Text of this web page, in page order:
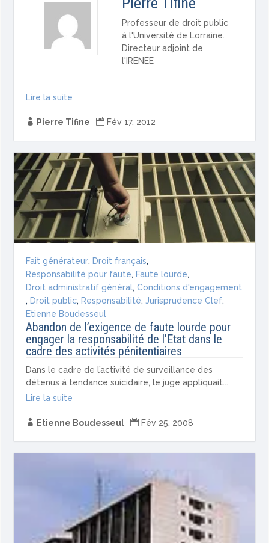
Professeur de droit public
à l'Université de Lorraine.
Directeur adjoint de
l'IRENEE
Lire la suite
 Pierre Tifine  Fév 17, 2012
Fait générateur, Droit français,
Responsabilité pour faute, Faute lourde,
Droit administratif général,Conditions d'engagement
, Droit public, Responsabilité,Jurisprudence Clef,
Etienne Boudesseul
Abandon de l’exigence de faute lourde pour
engager la responsabilité de l’Etat dans le
cadre des activités pénitentiaires
Dans le cadre de l’activité de surveillance des
détenus à tendance suicidaire, le juge appliquait...
Lire la suite
 Etienne Boudesseul  Fév 25, 2008